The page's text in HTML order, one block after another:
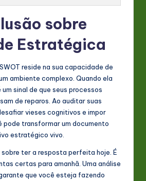
sobre
Estratégica
reside na sua capacidade de
ambiente complexo. Quando ela
sinal de que seus processos
de reparos. Ao auditar suas
vieses cognitivos e impor
pode transformar um documento
estratégico vivo.
ter a resposta perfeita hoje. É
certas para amanhã. Uma análise
que você esteja fazendo